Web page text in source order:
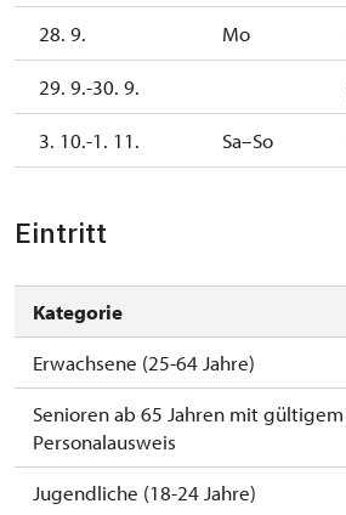
28. 9. Mo
29. 9.-30. 9.
3. 10.-1. 11. Sa–So
Eintritt
Kategorie
Erwachsene (25-64 Jahre)
Senioren ab 65 Jahren mit gültigem
Personalausweis
Jugendliche (18-24 Jahre)